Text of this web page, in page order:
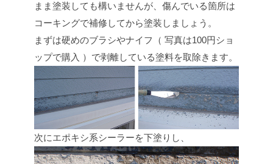
まま塗装しても構いませんが、傷んでいる箇所は
コーキングで補修してから塗装しましょう。
まずは硬めのブラシやナイフ（ 写真は100円ショ
ップで購入 ）で剥離している塗料を取除きます。
次にエポキシ系シーラーを下塗りし、